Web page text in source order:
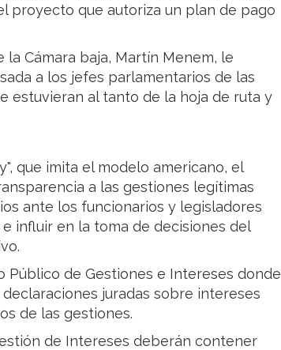
proyecto que autoriza un plan de pago
Cámara baja, Martín Menem, le
a los jefes parlamentarios de las
estuvieran al tanto de la hoja de ruta y
que imita el modelo americano, el
a las gestiones legítimas
ante los funcionarios y legisladores
influir en la toma de decisiones del
Público de Gestiones e Intereses donde
juradas sobre intereses
de las gestiones.
de Intereses deberán contener